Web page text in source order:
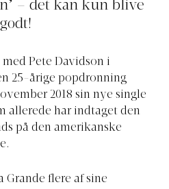
– det kan kun blive
godt!
Pete Davidson i
25-årige popdronning
2018 sin nye single
allerede har indtaget den
på den amerikanske
Grande flere af sine